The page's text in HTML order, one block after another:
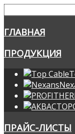
ГЛАВНАЯ
ПРОДУКЦИЯ
ПРАЙС-ЛИСТЫ